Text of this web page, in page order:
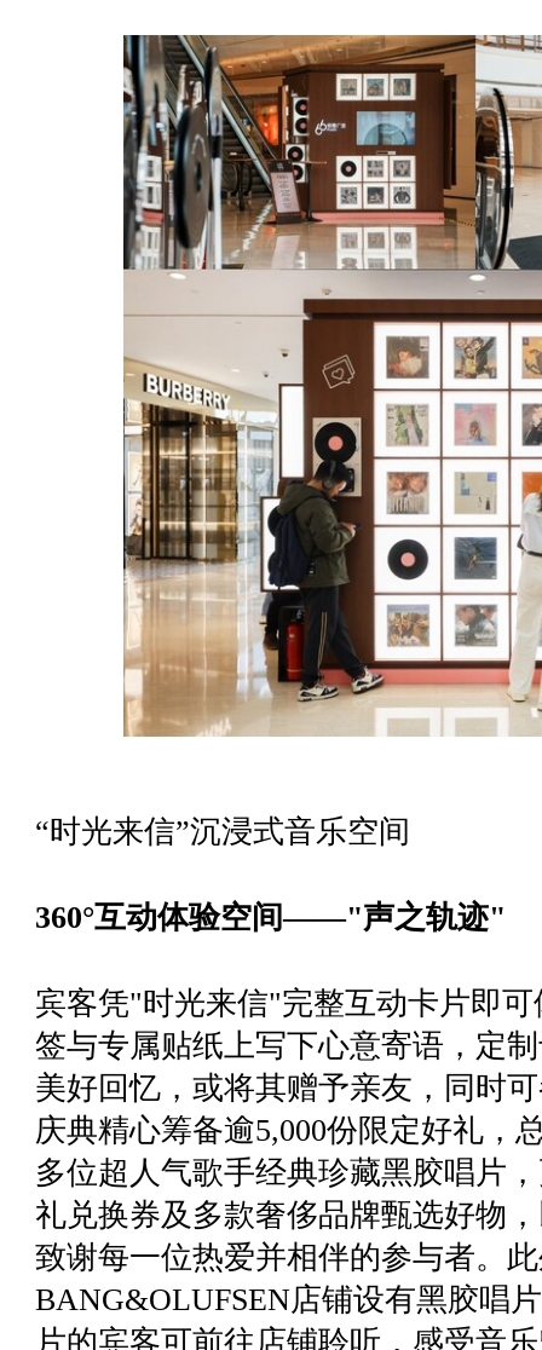
“时光来信”沉浸式音乐空间
360°互动体验空间——"声之轨迹"
宾客凭"时光来信"完整互动卡片即
签与专属贴纸上写下心意寄语，定
美好回忆，或将其赠予亲友，同时
庆典精心筹备逾5,000份限定好礼，
多位超人气歌手经典珍藏黑胶唱片
礼兑换券及多款奢侈品牌甄选好物
致谢每一位热爱并相伴的参与者。
BANG&OLUFSEN店铺设有黑胶唱
片的宾客可前往店铺聆听，感受音